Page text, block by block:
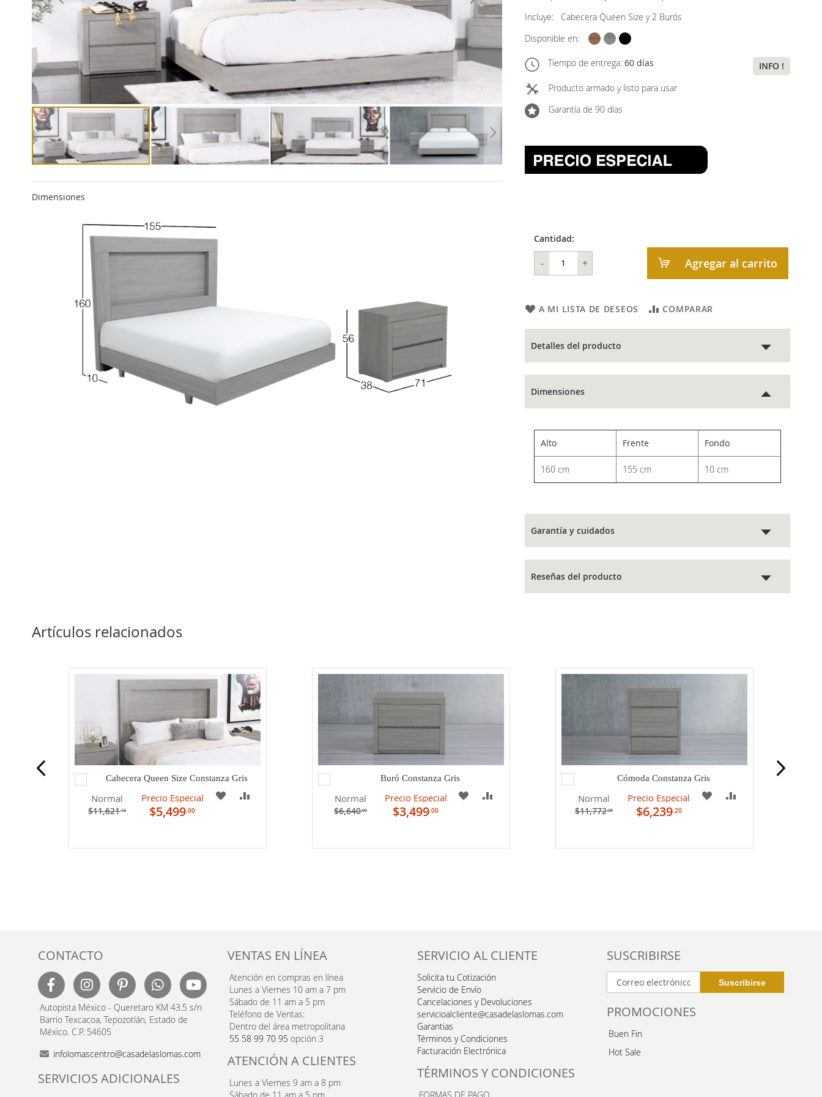
Incluye:
Cabecera Queen Size y 2 Burós
Disponible en:
Tiempo de entrega: 60 días
INFO !
Producto armado y listo para usar
Garantía de 90 días
Cantidad:
- + Agregar al carrito
A MI LISTA DE DESEOS COMPARAR
Detalles del producto
Dimensiones
Alto Frente Fondo
160 cm 155 cm 10 cm
Garantía y cuidados
Reseñas del producto
Dimensiones
Artículos relacionados
Cabecera Queen Size Constanza Gris
Normal
$11,621.13
Precio Especial
$5,499 .00
Agregar
carrito
Buró Constanza Gris
Normal
$6,640.00
Precio Especial
$3,499 .00
carrito
Cómoda Constanza Gris
Normal
$11,772.08
Precio Especial
$6,239.20
carrito
CONTACTO
Autopista México - Queretaro KM 43.5 s/n
Barrio Texcacoa, Tepozotlán, Estado de
México. C.P. 54605
infolomascentro@casadelaslomas.com
SERVICIOS ADICIONALES
VENTAS EN LÍNEA
Atención en compras en línea
Lunes a Viernes 10 am a 7 pm
Sábado de 11 am a 5 pm
Teléfono de Ventas:
Dentro del área metropolitana
55 58 99 70 95 opción 3
ATENCIÓN A CLIENTES
Lunes a Viernes 9 am a 8 pm
SERVICIO AL CLIENTE
Solicita tu Cotización
Servicio de Envío
Cancelaciones y Devoluciones
servicioalcliente@casadelaslomas.com
Garantias
Términos y Condiciones
Facturación Electrónica
TÉRMINOS Y CONDICIONES
SUSCRIBIRSE
PROMOCIONES
Buen Fin
Hot Sale